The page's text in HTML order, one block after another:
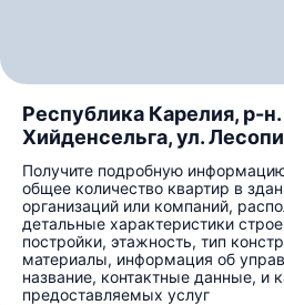
Республика Карелия, р-
Хийденсельга, ул.
Получите подробную
общее количество квартир в
организаций или компаний,
детальные характеристики
постройки, этажность, тип
материалы, информация об
название, контактные данные, и
предоставляемых услуг